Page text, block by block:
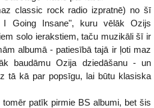
classic rock radio izpratnē) no šī
Going Insane", kuru vēlāk Ozijs
solo ierakstiem, taču muzikāli šī ir
albumā - patiesībā tajā ir ļoti maz
baudāmu Ozija dziedāšanu - un
tā kā par popsīgu, lai būtu klasiska
patīk pirmie BS albumi, bet šis